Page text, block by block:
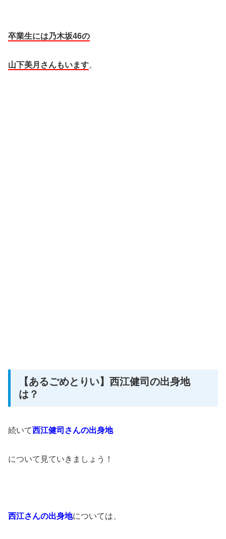
卒業生には乃木坂46の
山下美月さんもいます。
【あるごめとりい】西江健司の出身地
は？
続いて西江健司さんの出身地
について見ていきましょう！
西江さんの出身地については、